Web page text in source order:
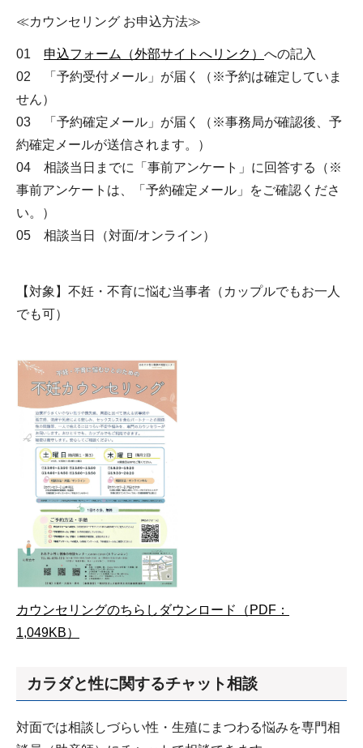
≪カウンセリング お申込方法≫
01 申込フォーム（外部サイトへリンク） への記入
02 「予約受付メール」が届く（※予約は確定していま
せん）
03 「予約確定メール」が届く（※事務局が確認後、予
約確定メールが送信されます。）
04 相談当日までに「事前アンケート」に回答する（※
事前アンケートは、「予約確定メール」をご確認くださ
い。）
05 相談当日（対面/オンライン）
【対象】不妊・不育に悩む当事者（カップルでもお一人
でも可）
カウンセリングのちらしダウンロード（PDF：
1,049KB）
カラダと性に関するチャット相談
対面では相談しづらい性・生殖にまつわる悩みを専門相